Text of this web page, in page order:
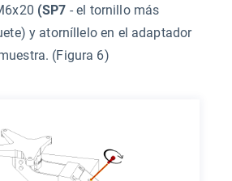
(SP7 - el tornillo más
y atorníllelo en el adaptador
(Figura 6)